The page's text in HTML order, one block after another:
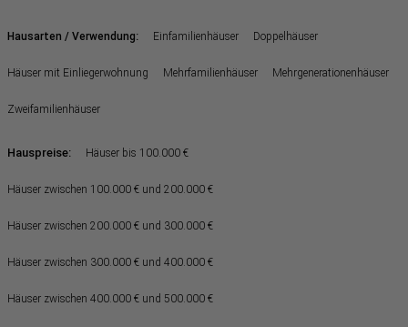
Hausarten / Verwendung: Einfamilienhäuser Doppelhäuser
Häuser mit Einliegerwohnung Mehrfamilienhäuser Mehrgenerationenhäuser
Zweifamilienhäuser
Hauspreise: Häuser bis 100.000 €
Häuser zwischen 100.000 € und 200.000 €
Häuser zwischen 200.000 € und 300.000 €
Häuser zwischen 300.000 € und 400.000 €
Häuser zwischen 400.000 € und 500.000 €